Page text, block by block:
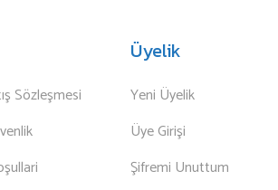
Sözleşmesi
Üyelik
Yeni Üyelik
Üye Girişi
Şifremi Unuttum